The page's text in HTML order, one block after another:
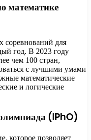
математике
соревнований для
год. В 2023 году
чем 100 стран,
с лучшими умами
математические
и логические
(IPhO)
которое позволяет